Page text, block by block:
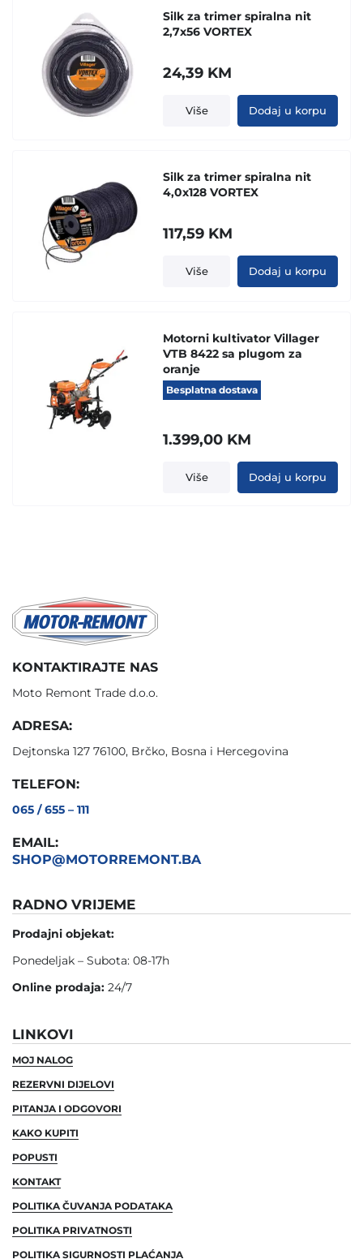
Silk za trimer spiralna nit
2,7x56 VORTEX
24,39 KM
Više Dodaj u korpu
Silk za trimer spiralna nit
4,0x128 VORTEX
117,59 KM
Više Dodaj u korpu
Motorni kultivator Villager
VTB 8422 sa plugom za
oranje
Besplatna dostava
1.399,00 KM
Više Dodaj u korpu
KONTAKTIRAJTE NAS
Moto Remont Trade d.o.o.
ADRESA:
Dejtonska 127 76100, Brčko, Bosna i Hercegovina
TELEFON:
065 / 655 – 111
EMAIL:
SHOP@MOTORREMONT.BA
RADNO VRIJEME
Prodajni objekat:
Ponedeljak – Subota: 08-17h
Online prodaja: 24/7
LINKOVI
MOJ NALOG
REZERVNI DIJELOVI
PITANJA I ODGOVORI
KAKO KUPITI
POPUSTI
KONTAKT
POLITIKA ČUVANJA PODATAKA
POLITIKA PRIVATNOSTI
POLITIKA SIGURNOSTI PLAĆANJA